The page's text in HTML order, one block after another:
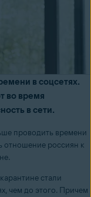
в соцсетях.
во время
в сети.
проводить времени
россиян к
стали
чем до этого. Причем